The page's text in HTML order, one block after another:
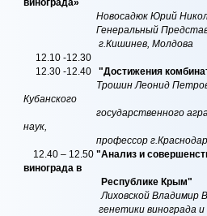
винограда»
Новосадюк Юрий
Генеральный Представитель
г.Кишинев, Молдова
12.10 -
12.30 -12.40 "Достижения
Трошин Леонид
Кубанского
государственного аграрного
наук,
профессор г.Краснодар
12.40 – 12.50 "Анализ и
винограда в
Республике Крым"
Лиховской Владимир
генетики винограда и